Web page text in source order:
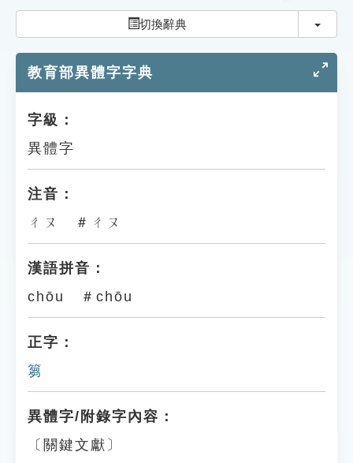
貓頭鷹博士
切換辭典 切換
教育部異體字字典
字級：
異體字
注音：
ㄔㄡ ＃ㄔㄡ
漢語拼音：
chōu ＃chōu
正字：
篘
異體字/附錄字內容：
〔關鍵文獻〕